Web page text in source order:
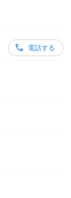
電話する